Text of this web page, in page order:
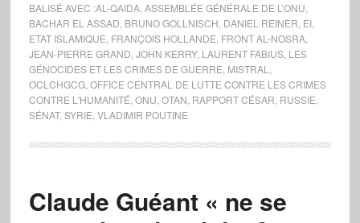
BALISÉ AVEC :AL-QAIDA, ASSEMBLÉE GÉNÉRALE DE L’ONU
BACHAR EL ASSAD BRUNO GOLLNISCH DANIEL REINER EI,
ETAT ISLAMIQUE FRANÇOIS HOLLANDE FRONT AL-NOSRA,
JEAN-PIERRE GRAND JOHN KERRY, LAURENT FABIUS, LES
GÉNOCIDES ET LES CRIMES DE GUERRE MISTRAL
OCLCHGCG, OFFICE CENTRAL DE LUTTE CONTRE LES CRIMES
CONTRE L'HUMANITÉ ONU OTAN RAPPORT CÉSAR RUSSIE
SÉNAT, SYRIE VLADIMIR POUTINE
Claude Guéant « ne se